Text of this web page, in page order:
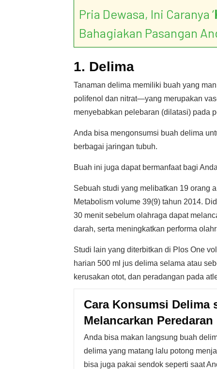
Pria Dewasa, Ini Caranya ‘
Bahagiakan Pasangan
1. Delima
Tanaman delima memiliki buah yang
polifenol dan nitrat—yang merupakan
menyebabkan pelebaran (dilatasi) pada
Anda bisa mengonsumsi buah delima
berbagai jaringan tubuh.
Buah ini juga dapat bermanfaat bagi
Sebuah studi yang melibatkan 19 orang
Metabolism volume 39(9) tahun 2014.
30 menit sebelum olahraga dapat
darah, serta meningkatkan performa
Studi lain yang diterbitkan di Plos One
harian 500 ml jus delima selama atau
kerusakan otot, dan peradangan pada
Cara Konsumsi Delima
Melancarkan Peredaran
Anda bisa makan langsung buah
delima yang matang lalu potong
bisa juga pakai sendok seperti saat